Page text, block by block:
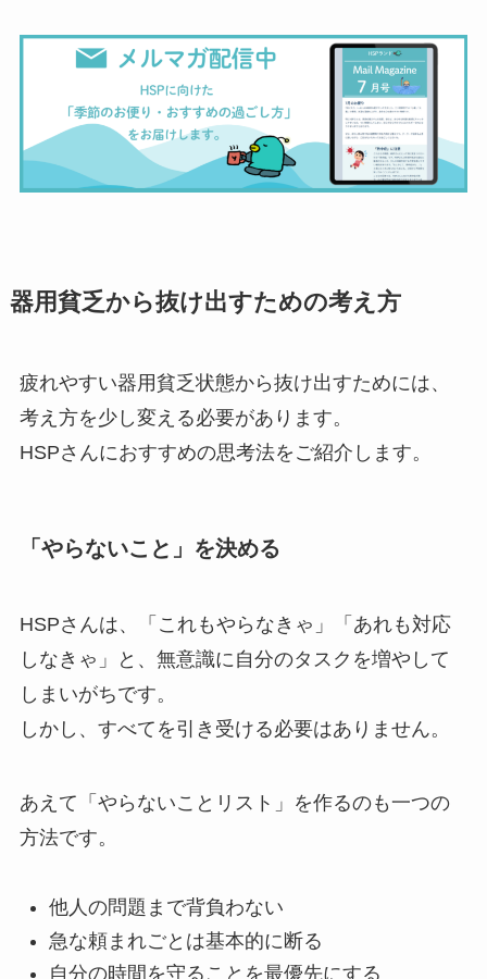
器用貧乏から抜け出すための考え方
疲れやすい器用貧乏状態から抜け出すためには、
考え方を少し変える必要があります。
HSPさんにおすすめの思考法をご紹介します。
「やらないこと」を決める
HSPさんは、「これもやらなきゃ」「あれも対応
しなきゃ」と、無意識に自分のタスクを増やして
しまいがちです。
しかし、すべてを引き受ける必要はありません。
あえて「やらないことリスト」を作るのも一つの
方法です。
他人の問題まで背負わない
急な頼まれごとは基本的に断る
自分の時間を守ることを最優先にする